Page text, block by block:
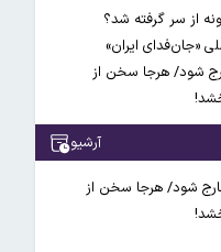
از سر گرفته شد؟
«جان‌فدای ایران»
شود/ هرجا سخن از
آرشیو
خارج شود/ هرجا سخن از